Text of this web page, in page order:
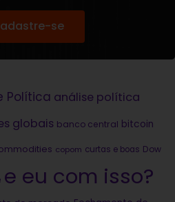
se
Política análise política
globais banco central bitcoin
copom curtas e boas Dow
e eu com isso?